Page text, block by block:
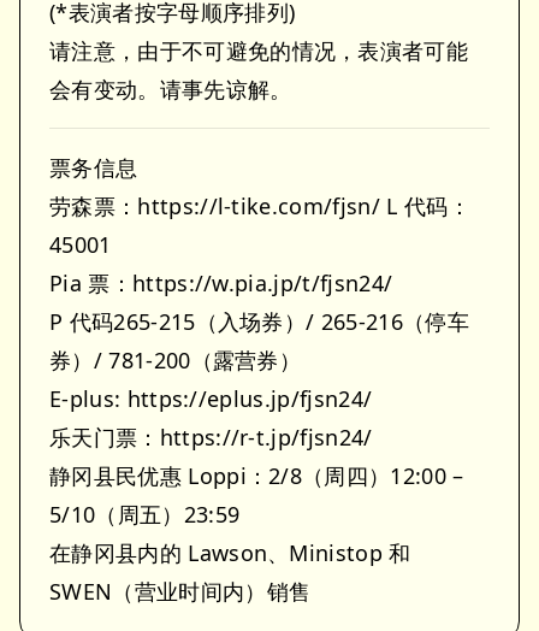
(*表演者按字母顺序排列)
请注意，由于不可避免的情况，表演者可能
会有变动。请事先谅解。
票务信息
劳森票：https://l-tike.com/fjsn/ L 代码：
45001
Pia 票：https://w.pia.jp/t/fjsn24/
P 代码265-215（入场券）/ 265-216（停车
券）/ 781-200（露营券）
E-plus: https://eplus.jp/fjsn24/
乐天门票：https://r-t.jp/fjsn24/
静冈县民优惠 Loppi：2/8（周四）12:00 –
5/10（周五）23:59
在静冈县内的 Lawson、Ministop 和
SWEN（营业时间内）销售